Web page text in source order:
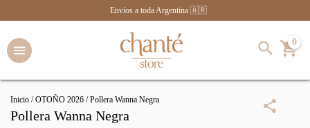
Envíos a toda Argentina 🇦🇷
0
Inicio / OTOÑO 2026 / Pollera Wanna Negra
Pollera Wanna Negra